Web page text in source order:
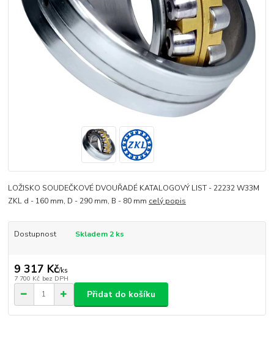
LOŽISKO SOUDEČKOVÉ DVOUŘADÉ KATALOGOVÝ LIST - 22232 W33M
ZKL d - 160 mm, D - 290 mm, B - 80 mm celý popis
Dostupnost Skladem 2 ks
9 317 Kč/ks
7 700 Kč bez DPH
Přidat do košíku